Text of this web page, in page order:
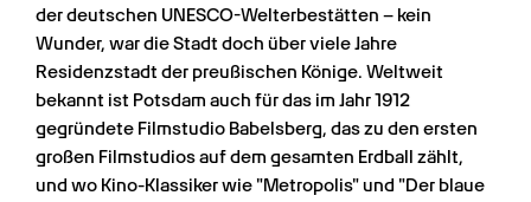
der deutschen UNESCO-Welterbestätten – kein
Wunder, war die Stadt doch über viele Jahre
Residenzstadt der preußischen Könige. Weltweit
bekannt ist Potsdam auch für das im Jahr 1912
gegründete Filmstudio Babelsberg, das zu den ersten
großen Filmstudios auf dem gesamten Erdball zählt,
und wo Kino-Klassiker wie "Metropolis" und "Der blaue